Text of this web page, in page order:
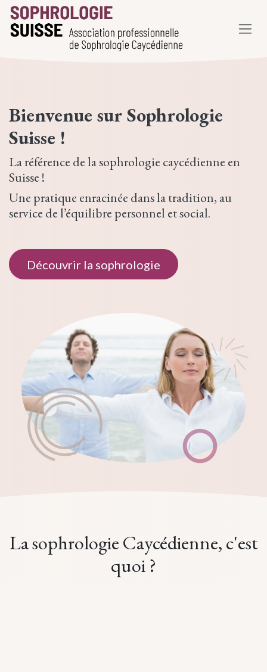
Se rendre au contenu
Bienvenue surSophrologie
Suisse !
La référence de la sophrologie caycédienne en
Suisse !
Une pratique enracinée dans la tradition, au
service de l’équilibre personnel et social.
Découvrir la sophrologie
La sophrologie Caycédienne,c'est
quoi?